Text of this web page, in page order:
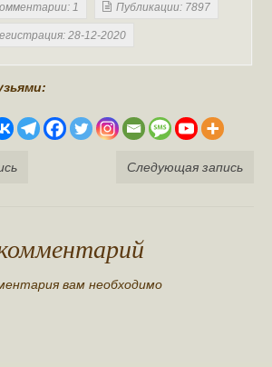
1 Публикации: 7897
28-12-2020
Следующая запись
вам необходимо